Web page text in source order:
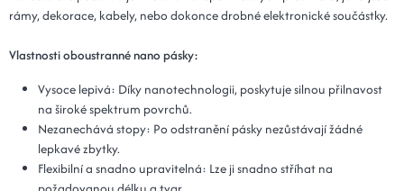
rámy, dekorace, kabely, nebo dokonce drobné elektronické součástky.
Vlastnosti oboustranné nano pásky:
Vysoce lepivá: Díky nanotechnologii, poskytuje silnou přilnavost
na široké spektrum povrchů.
Nezanechává stopy: Po odstranění pásky nezůstávají žádné
lepkavé zbytky.
Flexibilní a snadno upravitelná: Lze ji snadno stříhat na